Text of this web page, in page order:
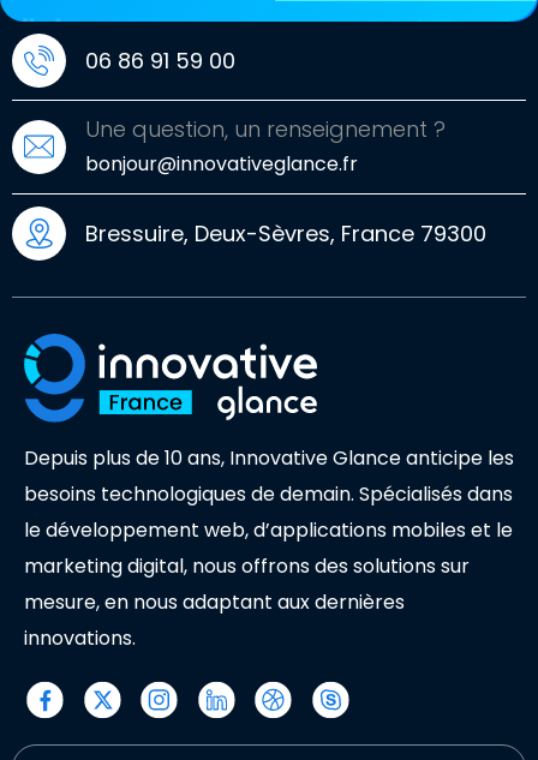
06 86 91 59 00
Une question, un renseignement ?
bonjour@innovativeglance.fr
Bressuire, Deux-Sèvres, France 79300
Depuis plus de 10 ans, Innovative Glance anticipe les
besoins technologiques de demain. Spécialisés dans
le développement web, d’applications mobiles et le
marketing digital, nous offrons des solutions sur
mesure, en nous adaptant aux dernières
innovations.